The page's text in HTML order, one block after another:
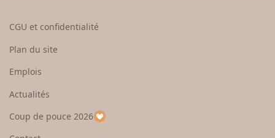
e
u
p
a
CGU et confidentialité
Plan du site
Emplois
Actualités
Coup de pouce 2026